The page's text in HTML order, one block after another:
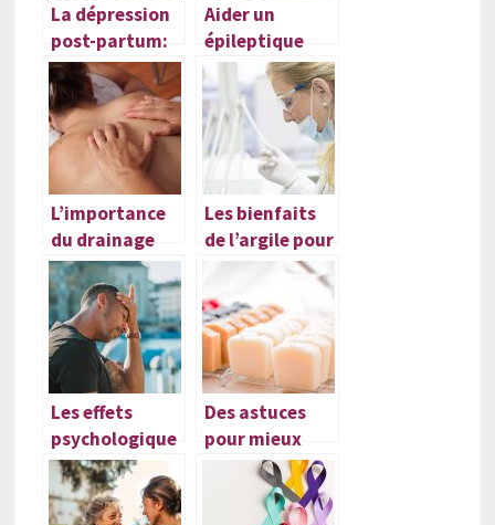
La dépression
post-partum:
causes et
symptômes
Aider un
épileptique
dans un lieu
public
L’importance
du drainage
lymphatique
Les bienfaits
de l’argile pour
la santé
Les effets
psychologique
s de ce produit
efficace
Des astuces
pour mieux
entretenir la
santé de sa